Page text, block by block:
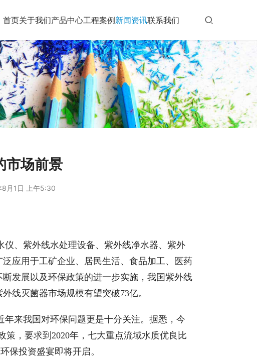
首页关于我们产品中心工程案例新闻资讯联系我们
市场前景
8月1日 上午5:30
、紫外线水处理设备、紫外线净水器、紫外
应用于工矿企业、居民生活、食品加工、医药
发展以及环保政策的进一步实施，我国紫外线
线灭菌器市场规模有望突破73亿。
来我国对环保问题更是十分关注。据悉，今
策，要求到2020年，七大重点流域水质优良比
保投资盛宴即将开启。